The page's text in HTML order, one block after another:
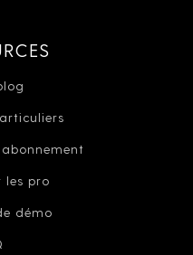
les pro
démo